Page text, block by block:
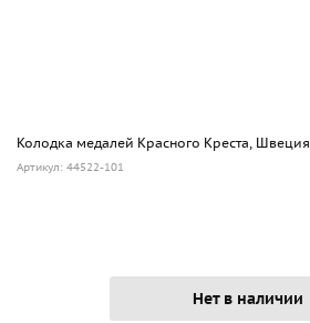
Колодка медалей Красного Креста, Швеция
Артикул: 44522-101
Нет в наличии